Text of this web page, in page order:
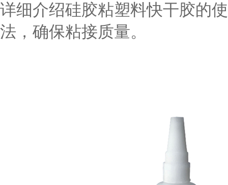
详细介绍硅胶粘塑料快干胶的
法，确保粘接质量。